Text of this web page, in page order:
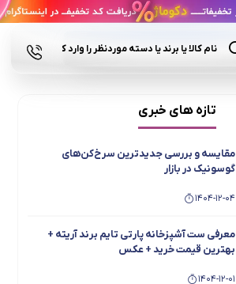
search
تازه های خبری
مقایسه و بررسی جدیدترین سرخ‌کن‌های
گوسونیک در بازار
1404-12-04
معرفی ست آشپزخانه پارتی تایم برند آریته +
بهترین قیمت خرید + عکس
1404-12-01